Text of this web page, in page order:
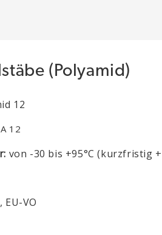
(Polyamid)
12
12
von -30 bis +95°C (kurzfristig
EU-VO